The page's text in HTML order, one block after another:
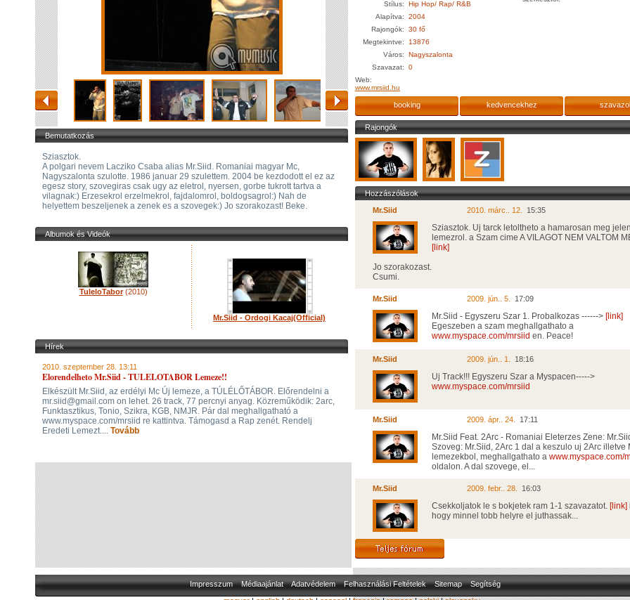
Bemutatkozás
Sziasztok.
A polgari nevem Lacziko Csaba alias Mr.Siid. Romaniai magyar Mc,
Nagyszalonta szulotte. 1986 januar 29 szulettem. 2004 be kezdodott el ez az
egesz story, szovegiras csak ugy az eletrol, nyersen, gorbe tukrott tartva a
vilagnak:) Erzesekrol erzelmekrol, fajdalomrol, boldogsagrol:) Nah de
helyettem beszeljenek a zenek es a szovegek:) Jo szorakozast! Beke.
Albumok és Videók
TuleloTabor(2010)
Mr.Siid - Ordogi Kacaj(Official)
Hírek
2010. szeptember 28. 13:11
Elorendelheto Mr.Siid - TULELOTABOR Lemeze!!
Elkészült Mr.Siid, az erdélyi Mc Új lemeze, a TÚLÉLŐTÁBOR. Előrendelni a
mr.siid@gmail.com on lehet. 26 track, 77 percnyi anyag. Közreműködik: 2arc,
Funktasztikus, Tonio, Szikra, KGB, NMJR. Pár dal meghallgatható a
www.myspace.com/mrsiid re kattintva. Támogasd a Rap zenét. Rendelj
Eredeti Lemezt.... Tovább
Stílus:
Hip Hop/ Rap/ R&B
Alapítva:
2004
Rajongók:
30 fő
Megtekintve:
13876
Város:
Nagyszalonta
Szavazat:
0
Web:
www.mrsiid.hu
booking kedvencekhez
Rajongók
Hozzászólások
Mr.Siid
2010. márc.. 12. 15:35
Sziasztok. Uj tarck letoltheto a hamarosan meg
lemezrol. a Szam cime A VILAGOT NEM VALTOM
[link]
Jo szorakozast.
Csumi.
Mr.Siid 2009. jún.. 5. 17:09
Mr.Siid - Egyszeru Szar 1. Probalkozas ------> [link]
Egeszeben a szam meghallgathato a
www.myspace.com/mrsiid en. Peace!
Mr.Siid 2009. jún.. 1. 18:16
Uj Track!!! Egyszeru Szar a Myspacen----->
www.myspace.com/mrsiid
Mr.Siid 2009. ápr.. 24. 17:11
Mr.Siid Feat. 2Arc - Romaniai Eleterzes Zene:
Szoveg: Mr.Siid, 2Arc 1 dal a keszulo uj 2Arc illetve
lemezekbol, meghallgathato a www.myspace.com/
oldalon. A dal szovege, el...
Mr.Siid 2009. febr.. 28. 16:03
Csekkoljatok le s bokjetek ram 1-1 szavazatot. [link]
hogy minnel tobb helyre el juthassak...
Impresszum Médiaajánlat Adatvédelem Felhasználási Feltételek Sitemap
Segítség